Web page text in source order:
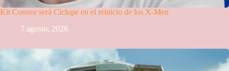
Kit Connor será Cíclope en el reinicio de los X-Men
7 agosto, 2026